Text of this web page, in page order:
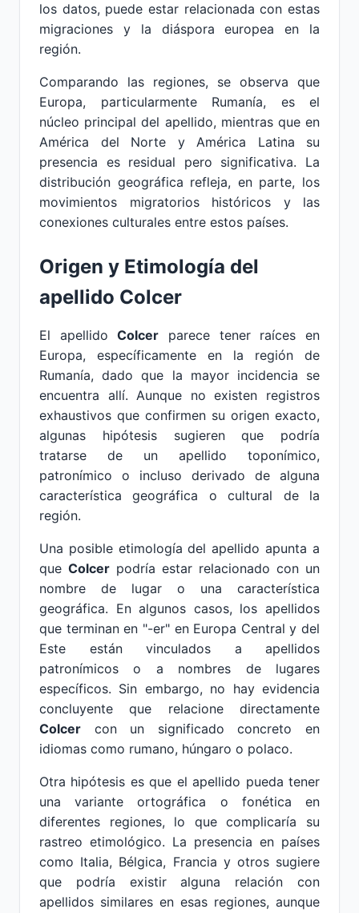
los datos, puede estar relacionada con estas
migraciones y la diáspora europea en la
región.
Comparando las regiones, se observa que
Europa, particularmente Rumanía, es el
núcleo principal del apellido, mientras que en
América del Norte y América Latina su
presencia es residual pero significativa. La
distribución geográfica refleja, en parte, los
movimientos migratorios históricos y las
conexiones culturales entre estos países.
Origen y Etimología del
apellido Colcer
El apellidoColcer parece tener raíces en
Europa, específicamente en la región de
Rumanía, dado que la mayor incidencia se
encuentra allí. Aunque no existen registros
exhaustivos que confirmen su origen exacto,
algunas hipótesis sugieren que podría
tratarse de un apellido toponímico,
patronímico o incluso derivado de alguna
característica geográfica o cultural de la
región.
Una posible etimología del apellido apunta a
que Colcer podría estar relacionado con un
nombre de lugar o una característica
geográfica. En algunos casos, los apellidos
que terminan en "-er" en Europa Central y del
Este están vinculados a apellidos
patronímicos o a nombres de lugares
específicos. Sin embargo, no hay evidencia
concluyente que relacione directamente
Colcer con un significado concreto en
idiomas como rumano, húngaro o polaco.
Otra hipótesis es que el apellido pueda tener
una variante ortográfica o fonética en
diferentes regiones, lo que complicaría su
rastreo etimológico. La presencia en países
como Italia, Bélgica, Francia y otros sugiere
que podría existir alguna relación con
apellidos similares en esas regiones, aunque